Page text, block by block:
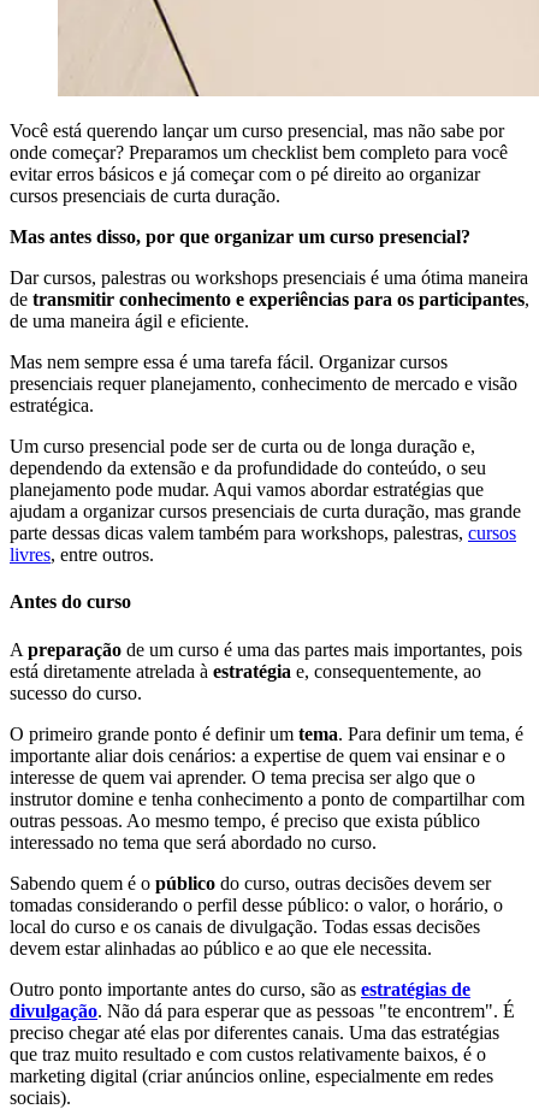
Você está querendo lançar um curso presencial, mas não sabe por
onde começar? Preparamos um checklist bem completo para você
evitar erros básicos e já começar com o pé direito ao organizar
cursos presenciais de curta duração.
Mas antes disso, por que organizar um curso presencial?
Dar cursos, palestras ou workshops presenciais é uma ótima maneira
de transmitir conhecimento e experiências para os participantes,
de uma maneira ágil e eficiente.
Mas nem sempre essa é uma tarefa fácil. Organizar cursos
presenciais requer planejamento, conhecimento de mercado e visão
estratégica.
Um curso presencial pode ser de curta ou de longa duração e,
dependendo da extensão e da profundidade do conteúdo, o seu
planejamento pode mudar. Aqui vamos abordar estratégias que
ajudam a organizar cursos presenciais de curta duração, mas grande
parte dessas dicas valem também para workshops, palestras, cursos
livres, entre outros.
Antes do curso
A preparação de um curso é uma das partes mais importantes, pois
está diretamente atrelada à estratégia e, consequentemente, ao
sucesso do curso.
O primeiro grande ponto é definir um tema. Para definir um tema, é
importante aliar dois cenários: a expertise de quem vai ensinar e o
interesse de quem vai aprender. O tema precisa ser algo que o
instrutor domine e tenha conhecimento a ponto de compartilhar com
outras pessoas. Ao mesmo tempo, é preciso que exista público
interessado no tema que será abordado no curso.
Sabendo quem é o público do curso, outras decisões devem ser
tomadas considerando o perfil desse público: o valor, o horário, o
local do curso e os canais de divulgação. Todas essas decisões
devem estar alinhadas ao público e ao que ele necessita.
Outro ponto importante antes do curso, são as estratégias de
divulgação. Não dá para esperar que as pessoas "te encontrem". É
preciso chegar até elas por diferentes canais. Uma das estratégias
que traz muito resultado e com custos relativamente baixos, é o
marketing digital (criar anúncios online, especialmente em redes
sociais).